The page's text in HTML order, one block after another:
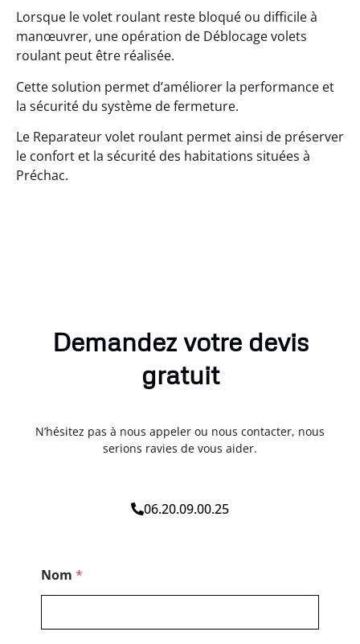
Lorsque le volet roulant reste bloqué ou difficile à
manœuvrer, une opération de Déblocage volets
roulant peut être réalisée.
Cette solution permet d’améliorer la performance et
la sécurité du système de fermeture.
Le Reparateur volet roulant permet ainsi de préserver
le confort et la sécurité des habitations situées à
Préchac.
Demandez votre devis
gratuit
N’hésitez pas à nous appeler ou nous contacter, nous
serions ravies de vous aider.
06.20.09.00.25
Nom *